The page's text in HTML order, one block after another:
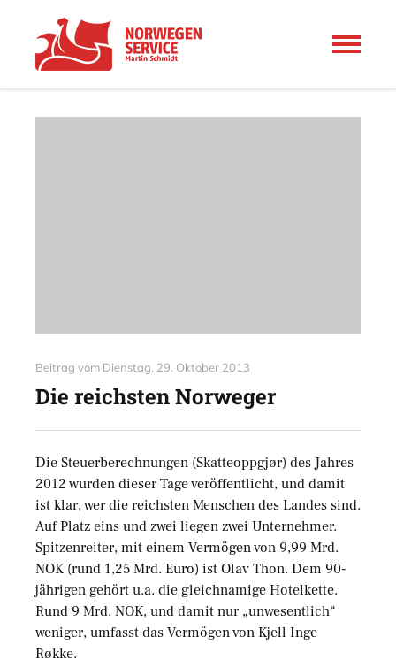
Beitrag vom Dienstag, 29. Oktober 2013
Die reichsten Norweger
Die Steuerberechnungen (Skatteoppgjør) des Jahres
2012 wurden dieser Tage veröffentlicht, und damit
ist klar, wer die reichsten Menschen des Landes sind.
Auf Platz eins und zwei liegen zwei Unternehmer.
Spitzenreiter, mit einem Vermögen von 9,99 Mrd.
NOK (rund 1,25 Mrd. Euro) ist Olav Thon. Dem 90-
jährigen gehört u.a. die gleichnamige Hotelkette.
Rund 9 Mrd. NOK, und damit nur „unwesentlich“
weniger, umfasst das Vermögen von Kjell Inge
Røkke.